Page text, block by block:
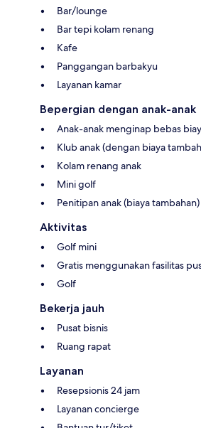
Bar/lounge
Bar tepi kolam renang
Kafe
Panggangan barbakyu
Layanan kamar
Bepergian dengan anak-anak
Anak-anak menginap bebas
Klub anak (dengan biaya
Kolam renang anak
Mini golf
Penitipan anak (biaya tambahan)
Aktivitas
Golf mini
Gratis menggunakan fasilitas
Golf
Bekerja jauh
Pusat bisnis
Ruang rapat
Layanan
Resepsionis 24 jam
Layanan concierge